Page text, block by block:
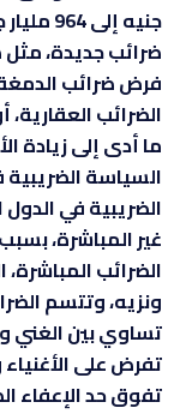
جنيه
ضرائب جديدة،
فرض ضرائب
الضرائب
ما أدى إلى زيادة
السياسة
الضريبية في
غير المباشرة،
الضرائب
ونزيه، وتتسم
تساوي بين الغني
تفرض على
تفوق حد الإعفاء